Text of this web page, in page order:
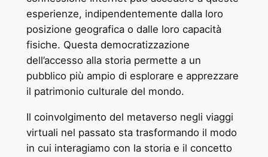
esperienze, indipendentemente dalla loro
posizione geografica o dalle loro capacità
fisiche. Questa democratizzazione
dell’accesso alla storia permette a un
pubblico più ampio di esplorare e apprezzare
il patrimonio culturale del mondo.
Il coinvolgimento del metaverso negli viaggi
virtuali nel passato sta trasformando il modo
in cui interagiamo con la storia e il concetto